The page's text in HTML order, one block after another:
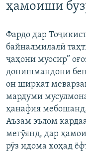
феҳристи
Ҷаҳиш
ба
ОСИЁИ МАРКАЗӢ
ФАРҲАНГ
МЕҲМОНИ ОЗОДӢ
ВАРЗИШ
ТАҲҚИҚОТ
ҶАНГ ДАР УКРАИНА
НАЗАРИ МАРДУМ
БЛОГИСТОН
ОЗОДӢ ОНЛАЙН
ЧАНДРАСОНАӢ
ВИДЕО
НИГОРИСТОН
ГУЗОРИШҲОИ РАДИОӢ
РӮЙХАТҲО
КИТОБҲОИ ОЗОДӢ
Русский
ҳамоиши
Фардо дар
байналмилалӣ
ҷаҳони муосир”
донишмандони
он ширкат
мардуми
ҳанафия
Аъзам эълом
мегӯянд, дар
рӯз идома хоҳад